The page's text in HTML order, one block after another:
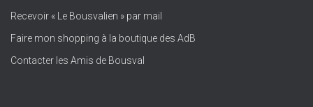
Recevoir « Le Bousvalien » par mail
Faire mon shopping à la boutique des AdB
Contacter les Amis de Bousval